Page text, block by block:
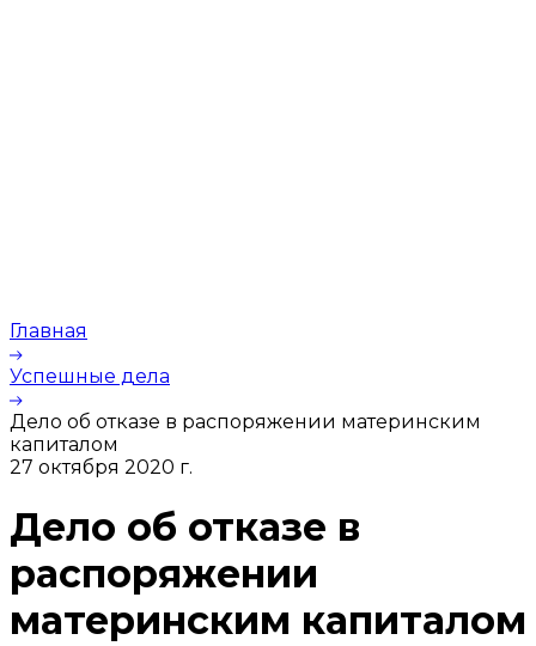
Главная
Успешные дела
Дело об отказе в распоряжении материнским
капиталом
27 октября 2020 г.
Дело об отказе в
распоряжении
материнским капиталом